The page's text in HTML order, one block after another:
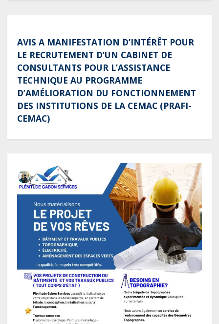
CONSULTANTS POUR L’ASSISTANCE
TECHNIQUE AU PROGRAMME
D’AMÉLIORATION DU FONCTIONNEMENT
DES INSTITUTIONS DE LA CEMAC (PRAFI-
CEMAC)